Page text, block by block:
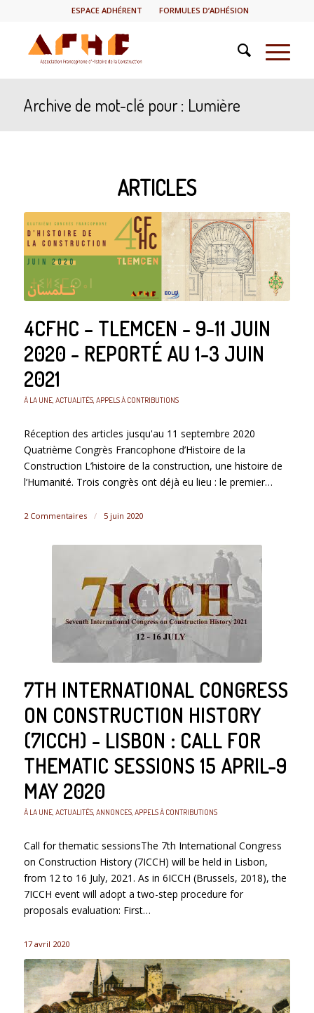
ESPACE ADHÉRENT FORMULES D’ADHÉSION
Archive de mot-clé pour : Lumière
ARTICLES
4CFHC – TLEMCEN - 9-11 JUIN
2020 - REPORTÉ AU 1-3 JUIN
2021
À LA UNE, ACTUALITÉS, APPELS À CONTRIBUTIONS
Réception des articles jusqu'au 11 septembre 2020
Quatrième Congrès Francophone d’Histoire de la
Construction L’histoire de la construction, une histoire de
l’Humanité. Trois congrès ont déjà eu lieu : le premier…
2 Commentaires / 5 juin 2020
7TH INTERNATIONAL CONGRESS
ON CONSTRUCTION HISTORY
(7ICCH) - LISBON : CALL FOR
THEMATIC SESSIONS 15 APRIL-9
MAY 2020
À LA UNE, ACTUALITÉS, ANNONCES, APPELS À CONTRIBUTIONS
Call for thematic sessionsThe 7th International Congress
on Construction History (7ICCH) will be held in Lisbon,
from 12 to 16 July, 2021. As in 6ICCH (Brussels, 2018), the
7ICCH event will adopt a two-step procedure for
proposals evaluation: First…
17 avril 2020